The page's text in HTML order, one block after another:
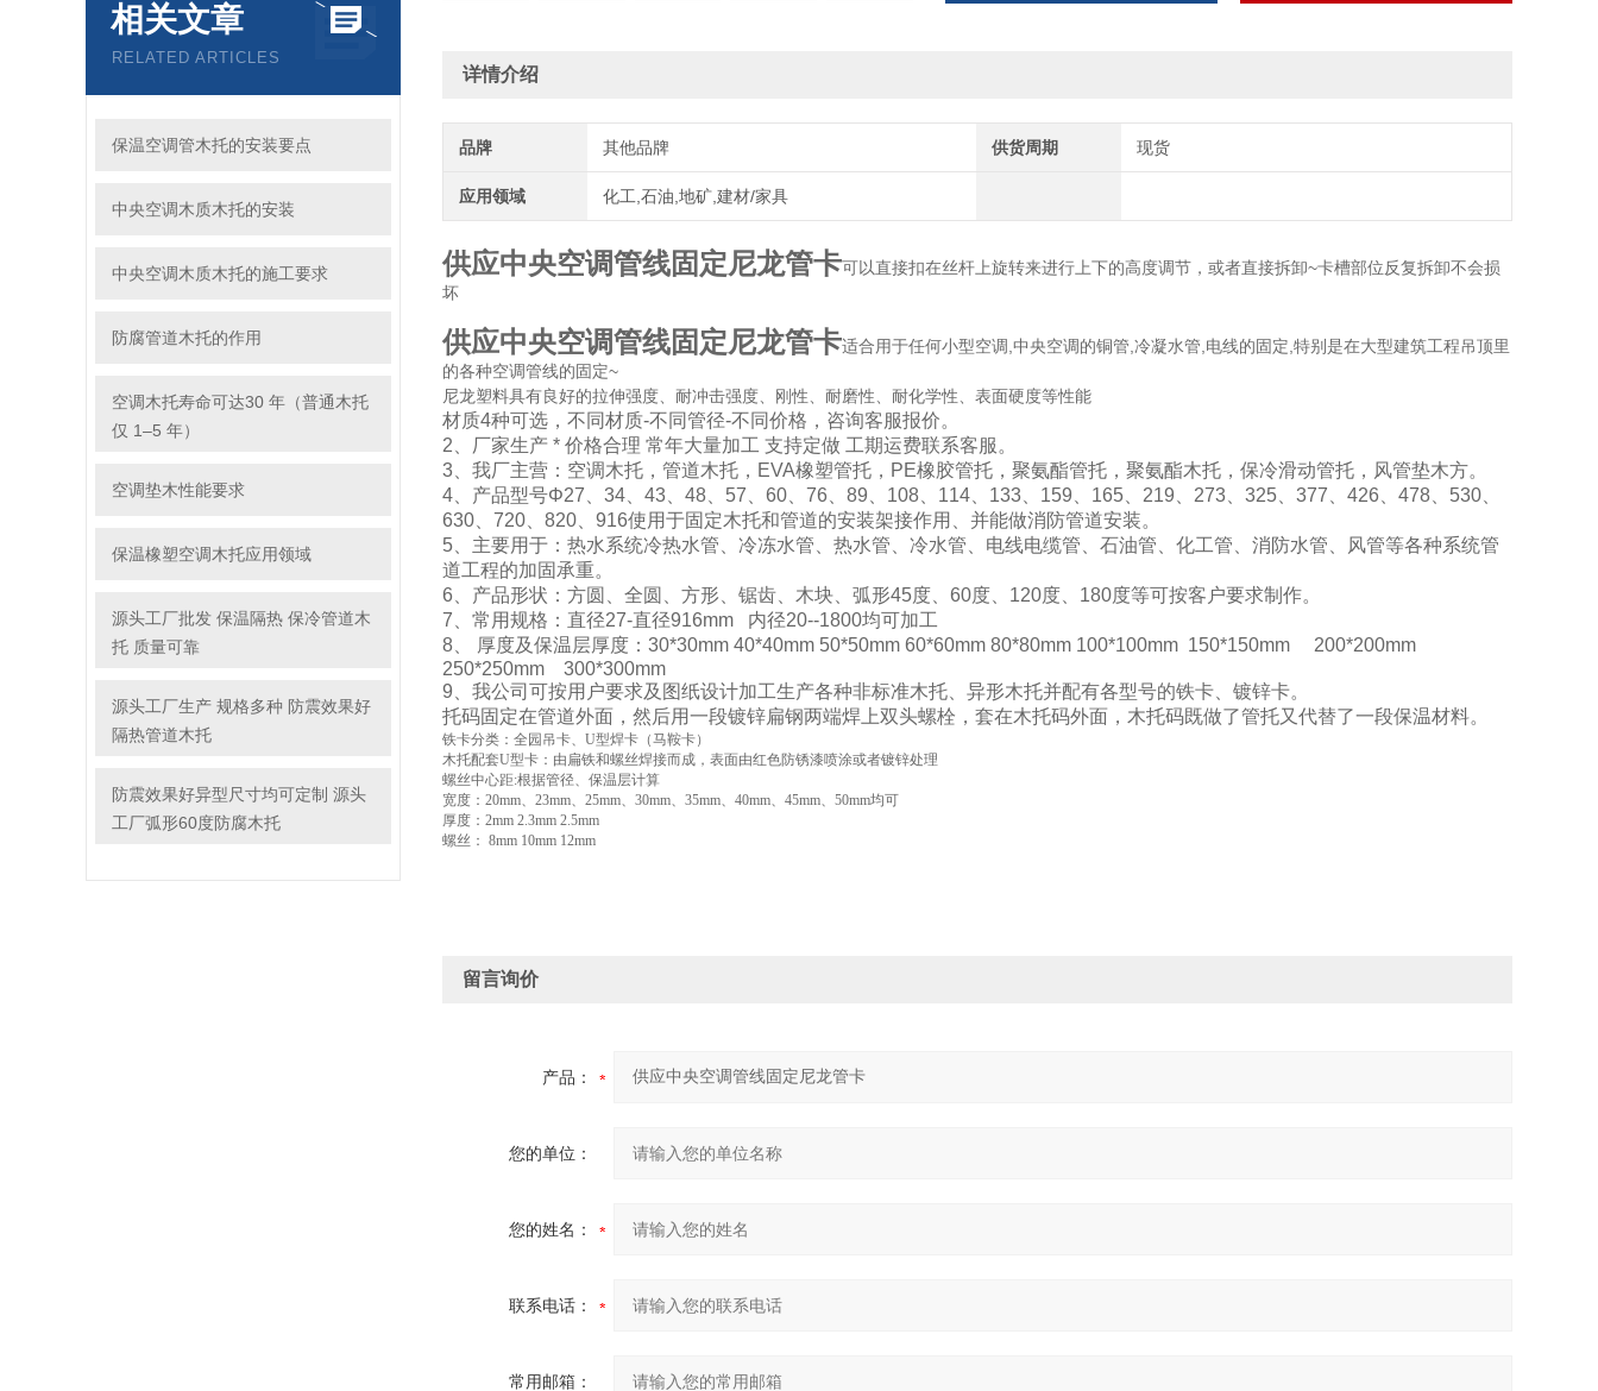
相关文章
RELATED ARTICLES
保温空调管木托的安装要点
中央空调木质木托的安装
中央空调木质木托的施工要求
防腐管道木托的作用
空调木托寿命可达30 年（普通木托
仅 1–5 年）
空调垫木性能要求
保温橡塑空调木托应用领域
源头工厂批发 保温隔热 保冷管道木
托 质量可靠
源头工厂生产 规格多种 防震效果好
隔热管道木托
防震效果好异型尺寸均可定制 源头
工厂弧形60度防腐木托
详情介绍
品牌 其他品牌 供货周期 现货
应用领域 化工,石油,地矿,建材/家具
供应中央空调管线固定尼龙管卡可以直接扣在丝杆上旋转来进行上下的高度调节，或者直接拆卸~卡槽部位反复拆卸不会损
坏
供应中央空调管线固定尼龙管卡适合用于任何小型空调,中央空调的铜管,冷凝水管,电线的固定,特别是在大型建筑工程吊顶里
的各种空调管线的固定~
尼龙塑料具有良好的拉伸强度、耐冲击强度、刚性、耐磨性、耐化学性、表面硬度等性能
材质4种可选，不同材质-不同管径-不同价格，咨询客服报价。
2、厂家生产 * 价格合理 常年大量加工 支持定做 工期运费联系客服。
3、我厂主营：空调木托，管道木托，EVA橡塑管托，PE橡胶管托，聚氨酯管托，聚氨酯木托，保冷滑动管托，风管垫木方。
4、产品型号Φ27、34、43、48、57、60、76、89、108、114、133、159、165、219、273、325、377、426、478、530、
630、720、820、916使用于固定木托和管道的安装架接作用、并能做消防管道安装。
5、主要用于：热水系统冷热水管、冷冻水管、热水管、冷水管、电线电缆管、石油管、化工管、消防水管、风管等各种系统管
道工程的加固承重。
6、产品形状：方圆、全圆、方形、锯齿、木块、弧形45度、60度、120度、180度等可按客户要求制作。
7、常用规格：直径27-直径916mm 内径20--1800均可加工
8、 厚度及保温层厚度：30*30mm 40*40mm 50*50mm 60*60mm 80*80mm 100*100mm 150*150mm 200*200mm
250*250mm 300*300mm
9、我公司可按用户要求及图纸设计加工生产各种非标准木托、异形木托并配有各型号的铁卡、镀锌卡。
托码固定在管道外面，然后用一段镀锌扁钢两端焊上双头螺栓，套在木托码外面，木托码既做了管托又代替了一段保温材料。
铁卡分类： 全园吊卡、 U型焊卡（马鞍卡）
木托配套U型卡：由扁铁和螺丝焊接而成，表面由红色防锈漆喷涂或者镀锌处理
螺丝中心距:根据管径、保温层计算
宽度： 20mm、 23mm、 25mm、 30mm、 35mm、 40mm、 45mm、 50mm均可
厚度： 2mm 2.3mm 2.5mm
螺丝： 8mm 10mm 12mm
留言询价
产品：
您的单位：
您的姓名：
联系电话：
常用邮箱：